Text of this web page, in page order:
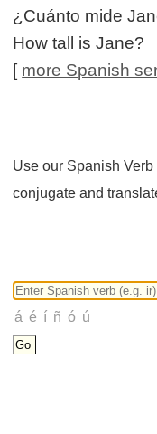
¿Cuánto mide
How tall is Jane?
[ more Spanish
Use our Spanish
conjugate and